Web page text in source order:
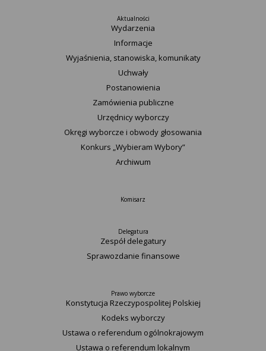
Aktualności
Wydarzenia
Informacje
Wyjaśnienia, stanowiska, komunikaty
Uchwały
Postanowienia
Zamówienia publiczne
Urzędnicy wyborczy
Okręgi wyborcze i obwody głosowania
Konkurs „Wybieram Wybory”
Archiwum
Komisarz
Delegatura
Zespół delegatury
Sprawozdanie finansowe
Prawo wyborcze
Konstytucja Rzeczypospolitej Polskiej​
Kodeks wyborczy
Ustawa o referendum ogólnokrajowym
Ustawa o referendum lokalnym